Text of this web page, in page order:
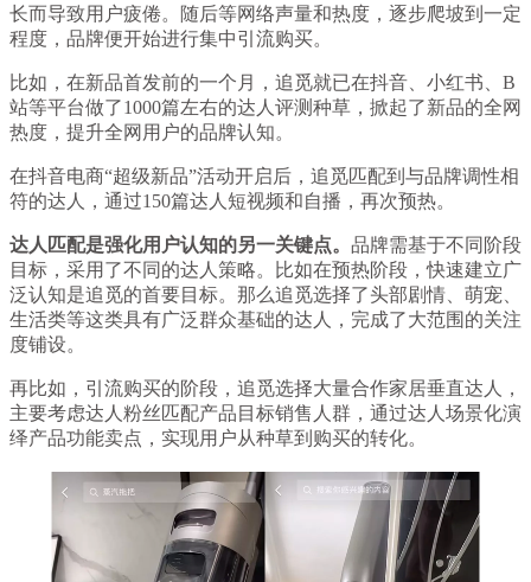
长而导致用户疲倦。随后等网络声量和热度，逐步爬坡到一定
程度，品牌便开始进行集中引流购买。
比如，在新品首发前的一个月，追觅就已在抖音、小红书、B
站等平台做了1000篇左右的达人评测种草，掀起了新品的全网
热度，提升全网用户的品牌认知。
在抖音电商“超级新品”活动开启后，追觅匹配到与品牌调性相
符的达人，通过150篇达人短视频和自播，再次预热。
达人匹配是强化用户认知的另一关键点。 品牌需基于不同阶段
目标，采用了不同的达人策略。比如在预热阶段，快速建立广
泛认知是追觅的首要目标。那么追觅选择了头部剧情、萌宠、
生活类等这类具有广泛群众基础的达人，完成了大范围的关注
度铺设。
再比如，引流购买的阶段，追觅选择大量合作家居垂直达人，
主要考虑达人粉丝匹配产品目标销售人群，通过达人场景化演
绎产品功能卖点，实现用户从种草到购买的转化。